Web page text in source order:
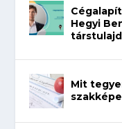
Hegyi
Mit